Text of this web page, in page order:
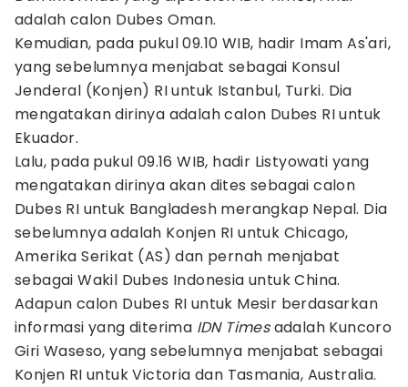
adalah calon Dubes Oman.
Kemudian, pada pukul 09.10 WIB, hadir Imam As'ari,
yang sebelumnya menjabat sebagai Konsul
Jenderal (Konjen) RI untuk Istanbul, Turki. Dia
mengatakan dirinya adalah calon Dubes RI untuk
Ekuador.
Lalu, pada pukul 09.16 WIB, hadir Listyowati yang
mengatakan dirinya akan dites sebagai calon
Dubes RI untuk Bangladesh merangkap Nepal. Dia
sebelumnya adalah Konjen RI untuk Chicago,
Amerika Serikat (AS) dan pernah menjabat
sebagai Wakil Dubes Indonesia untuk China.
Adapun calon Dubes RI untuk Mesir berdasarkan
informasi yang diterima IDN Timesadalah Kuncoro
Giri Waseso, yang sebelumnya menjabat sebagai
Konjen RI untuk Victoria dan Tasmania, Australia.